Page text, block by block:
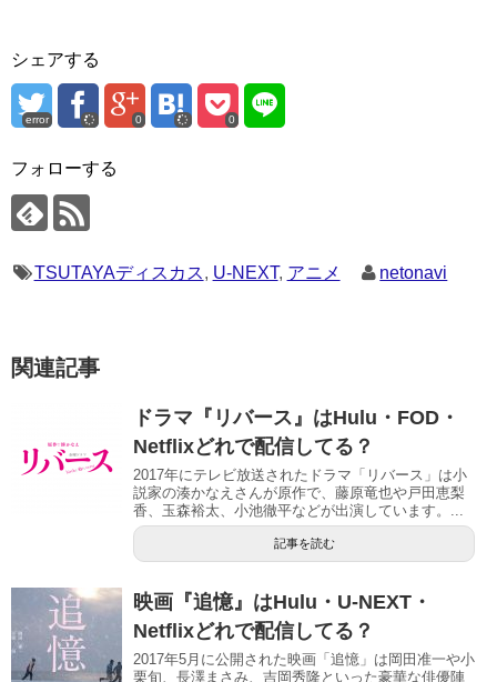
シェアする
error 0 0
フォローする
TSUTAYAディスカス, U-NEXT, アニメ netonavi
関連記事
ドラマ『リバース』はHulu・FOD・
Netflixどれで配信してる？
2017年にテレビ放送されたドラマ「リバース」は小
説家の湊かなえさんが原作で、藤原竜也や戸田恵梨
香、玉森裕太、小池徹平などが出演しています。...
記事を読む
映画『追憶』はHulu・U-NEXT・
Netflixどれで配信してる？
2017年5月に公開された映画「追憶」は岡田准一や小
栗旬、長澤まさみ、吉岡秀隆といった豪華な俳優陣